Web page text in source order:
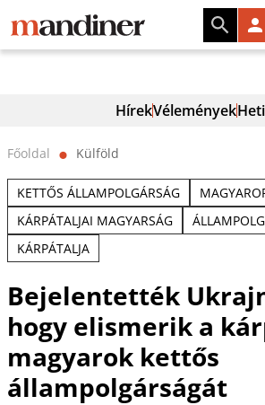
HírekVélemények
Főoldal ⬤ Külföld
KETTŐS ÁLLAMPOLGÁRSÁG
KÁRPÁTALJAI MAGYARSÁG
KÁRPÁTALJA
Bejelentették
hogy elismerik a
magyarok kettős
állampolgárságát